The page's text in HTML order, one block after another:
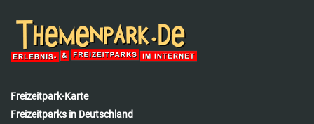
Freizeitpark-Karte
Freizeitparks in Deutschland